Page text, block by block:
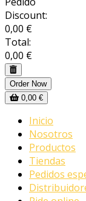
Discount:
0,00 €
Total:
0,00 €
Order Now
0,00 €
Inicio
Nosotros
Productos
Tiendas
Pedidos